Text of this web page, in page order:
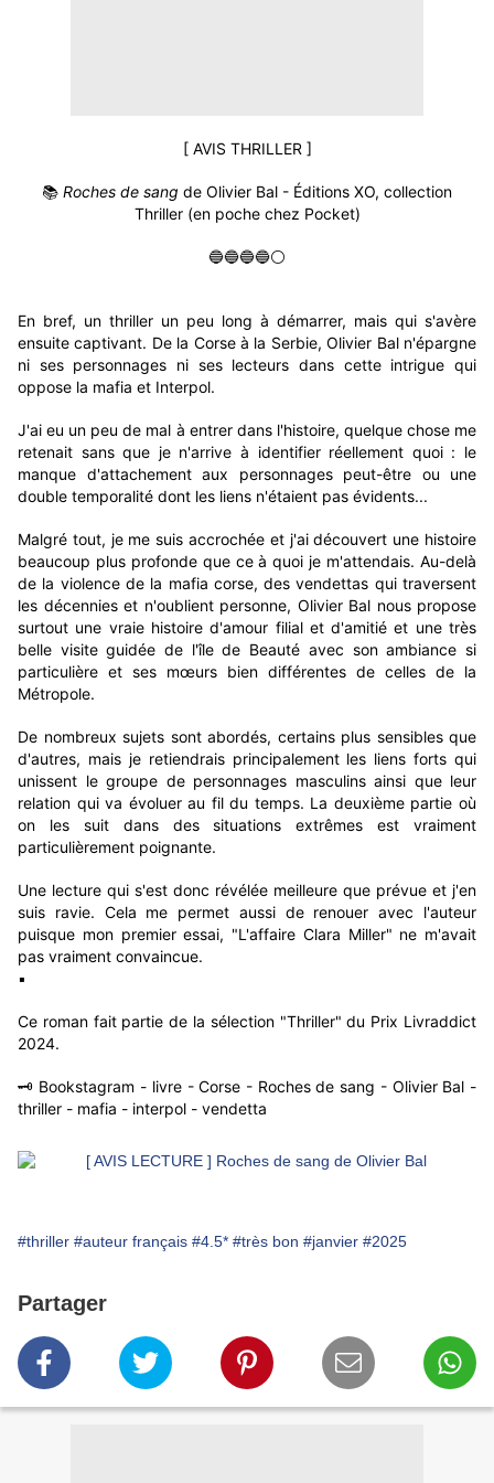
[ AVIS THRILLER ]
📚 Roches de sang de Olivier Bal - Éditions XO, collection
Thriller (en poche chez Pocket)
🔵🔵🔵🔵⚪
En bref, un thriller un peu long à démarrer, mais qui s'avère
ensuite captivant. De la Corse à la Serbie, Olivier Bal n'épargne
ni ses personnages ni ses lecteurs dans cette intrigue qui
oppose la mafia et Interpol.
J'ai eu un peu de mal à entrer dans l'histoire, quelque chose me
retenait sans que je n'arrive à identifier réellement quoi : le
manque d'attachement aux personnages peut-être ou une
double temporalité dont les liens n'étaient pas évidents...
Malgré tout, je me suis accrochée et j'ai découvert une histoire
beaucoup plus profonde que ce à quoi je m'attendais. Au-delà
de la violence de la mafia corse, des vendettas qui traversent
les décennies et n'oublient personne, Olivier Bal nous propose
surtout une vraie histoire d'amour filial et d'amitié et une très
belle visite guidée de l'île de Beauté avec son ambiance si
particulière et ses mœurs bien différentes de celles de la
Métropole.
De nombreux sujets sont abordés, certains plus sensibles que
d'autres, mais je retiendrais principalement les liens forts qui
unissent le groupe de personnages masculins ainsi que leur
relation qui va évoluer au fil du temps. La deuxième partie où
on les suit dans des situations extrêmes est vraiment
particulièrement poignante.
Une lecture qui s'est donc révélée meilleure que prévue et j'en
suis ravie. Cela me permet aussi de renouer avec l'auteur
puisque mon premier essai, "L'affaire Clara Miller" ne m'avait
pas vraiment convaincue.
▪
Ce roman fait partie de la sélection "Thriller" du Prix Livraddict
2024.
🗝️ Bookstagram - livre - Corse - Roches de sang - Olivier Bal -
thriller - mafia - interpol - vendetta
#thriller #auteur français #4.5* #très bon #janvier #2025
Partager